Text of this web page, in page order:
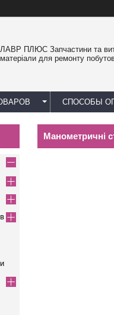
ЛАВР ПЛЮС Запчастини та
матеріали для ремонту
СПОСОБЫ
Манометричні